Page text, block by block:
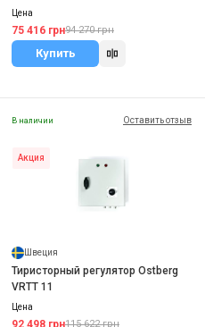
Цена
75 416 грн94 270 грн
Купить
В наличии Оставить отзыв
Акция
Швеция
Тиристорный регулятор Ostberg
VRTT 11
Цена
92 498 грн115 622 грн